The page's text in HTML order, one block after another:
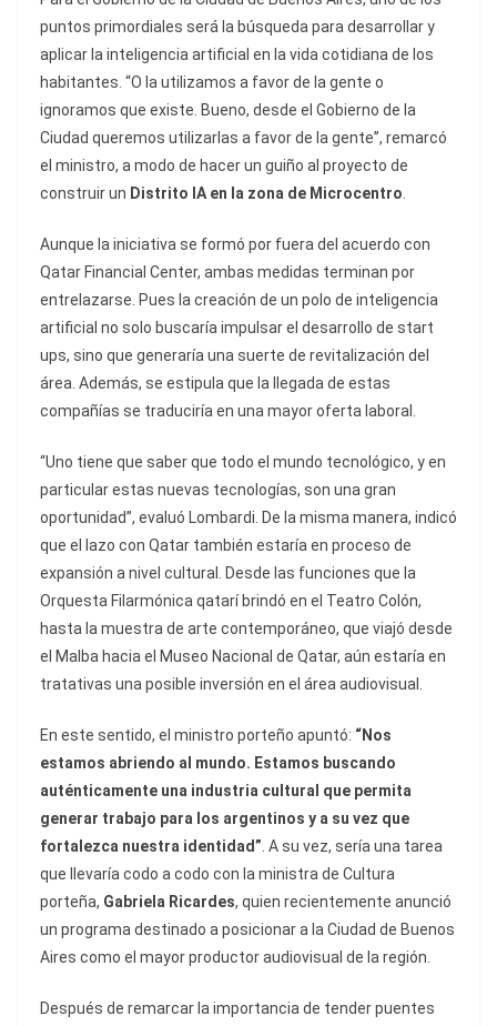
puntos primordiales será la búsqueda para desarrollar y
aplicar la inteligencia artificial en la vida cotidiana de los
habitantes. “O la utilizamos a favor de la gente o
ignoramos que existe. Bueno, desde el Gobierno de la
Ciudad queremos utilizarlas a favor de la gente”, remarcó
el ministro, a modo de hacer un guiño al proyecto de
construir un Distrito IA en la zona de Microcentro.
Aunque la iniciativa se formó por fuera del acuerdo con
Qatar Financial Center, ambas medidas terminan por
entrelazarse. Pues la creación de un polo de inteligencia
artificial no solo buscaría impulsar el desarrollo de start
ups, sino que generaría una suerte de revitalización del
área. Además, se estipula que la llegada de estas
compañías se traduciría en una mayor oferta laboral.
“Uno tiene que saber que todo el mundo tecnológico, y en
particular estas nuevas tecnologías, son una gran
oportunidad”, evaluó Lombardi. De la misma manera, indicó
que el lazo con Qatar también estaría en proceso de
expansión a nivel cultural. Desde las funciones que la
Orquesta Filarmónica qatarí brindó en el Teatro Colón,
hasta la muestra de arte contemporáneo, que viajó desde
el Malba hacia el Museo Nacional de Qatar, aún estaría en
tratativas una posible inversión en el área audiovisual.
En este sentido, el ministro porteño apuntó: “Nos
estamos abriendo al mundo. Estamos buscando
auténticamente una industria cultural que permita
generar trabajo para los argentinos y a su vez que
fortalezca nuestra identidad”. A su vez, sería una tarea
que llevaría codo a codo con la ministra de Cultura
porteña, Gabriela Ricardes, quien recientemente anunció
un programa destinado a posicionar a la Ciudad de Buenos
Aires como el mayor productor audiovisual de la región.
Después de remarcar la importancia de tender puentes